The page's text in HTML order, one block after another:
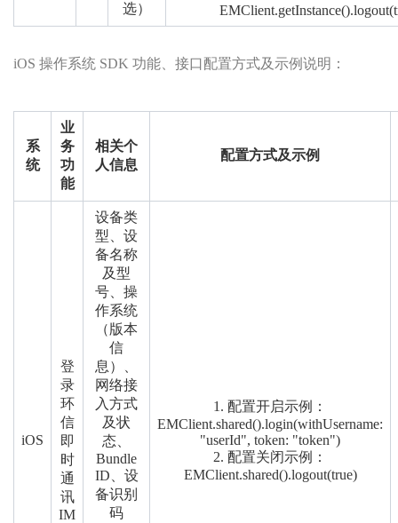
选）
iOS 操作系统 SDK 功能、接口配置方式及示例说明：
系
统
业
务
功
能
相关个
人信息
配置方式及示例
iOS
登
录
环
信
即
时
通
讯
IM
设备类
型、设
备名称
及型
号、操
作系统
（版本
信
息）、
网络接
入方式
及状
态、
Bundle
ID、设
备识别
码
1. 配置开启示例：
EMClient.shared().login(withUsername:
"userId", token: "token")
2. 配置关闭示例：
EMClient.shared().logout(true)